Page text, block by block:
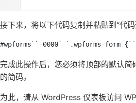
接下来，将以下代码复制并粘贴到“代码
#wpforms``-0000` `.wpforms-
完成此操作后，您必须将顶部的默认简
的简码。
为此，请从 WordPress 仪表板访问